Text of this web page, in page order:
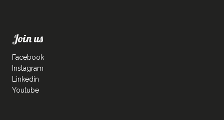
Join us
Facebook
Instagram
Linkedin
Youtube